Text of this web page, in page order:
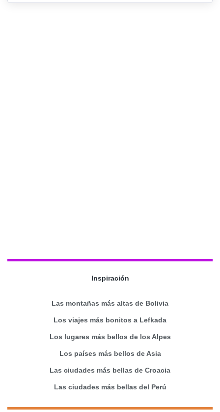
Inspiración
Las montañas más altas de Bolivia
Los viajes más bonitos a Lefkada
Los lugares más bellos de los Alpes
Los países más bellos de Asia
Las ciudades más bellas de Croacia
Las ciudades más bellas del Perú